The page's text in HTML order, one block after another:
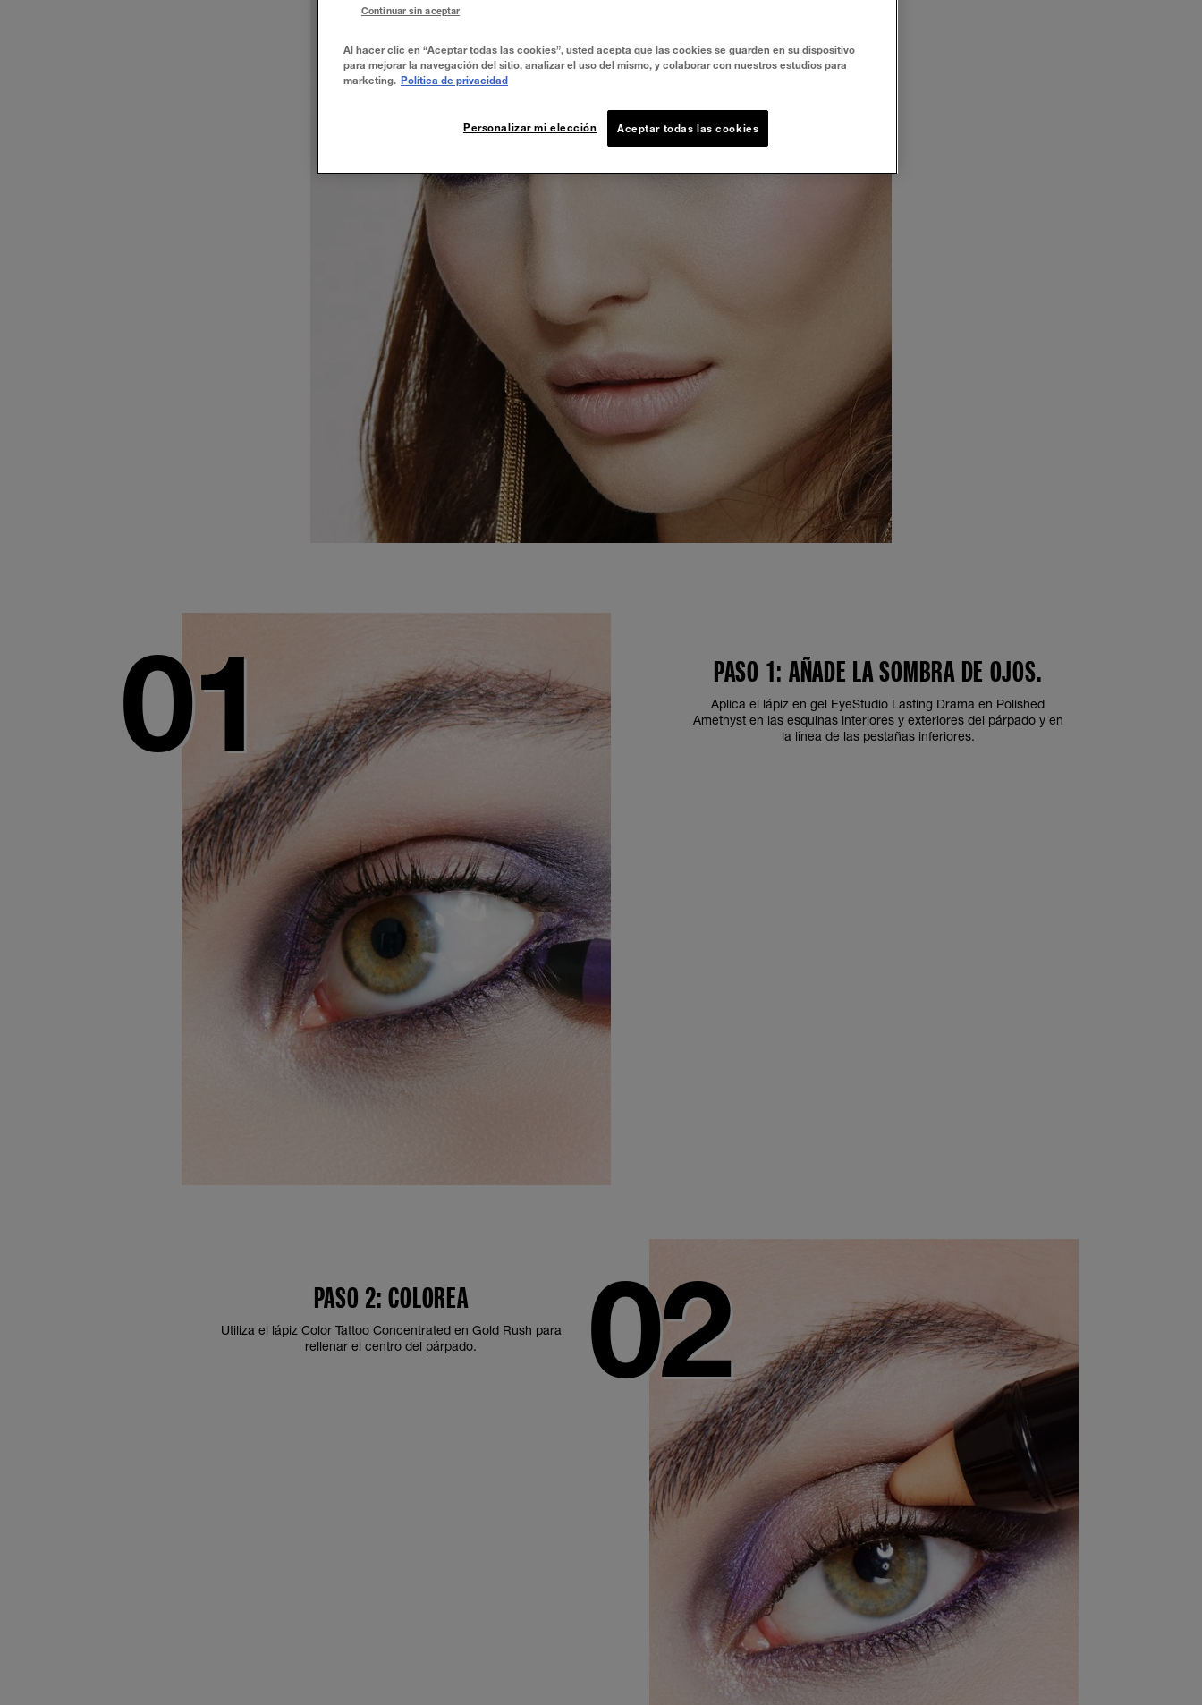
PASO 1: AÑADE LA SOMBRA DE OJOS.
Aplica el lápiz en gel EyeStudio Lasting Drama en Polished
Amethyst en las esquinas interiores y exteriores del párpado y en
la línea de las pestañas inferiores.
PASO 2: COLOREA
Utiliza el lápiz Color Tattoo Concentrated en Gold Rush para
rellenar el centro del párpado.
Al hacer clic en “Aceptar todas las cookies”, usted acepta que las cookies se guarden en su dispositivo
para mejorar la navegación del sitio, analizar el uso del mismo, y colaborar con nuestros estudios para
marketing. Política de privacidad
Aceptar todas las cookies
Personalizar mi elección
Continuar sin aceptar